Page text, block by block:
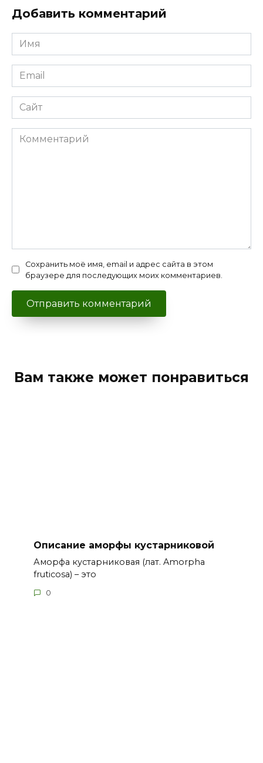
Добавить комментарий
Имя
Email
Сайт
Комментарий
Сохранить моё имя, email и адрес сайта в этом
браузере для последующих моих комментариев.
Вам также может понравиться
Описание аморфы кустарниковой
Аморфа кустарниковая (лат. Amorpha
fruticosa) – это
0